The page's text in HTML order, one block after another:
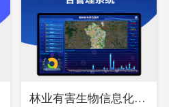
林业有害生物信息化综合管理系统